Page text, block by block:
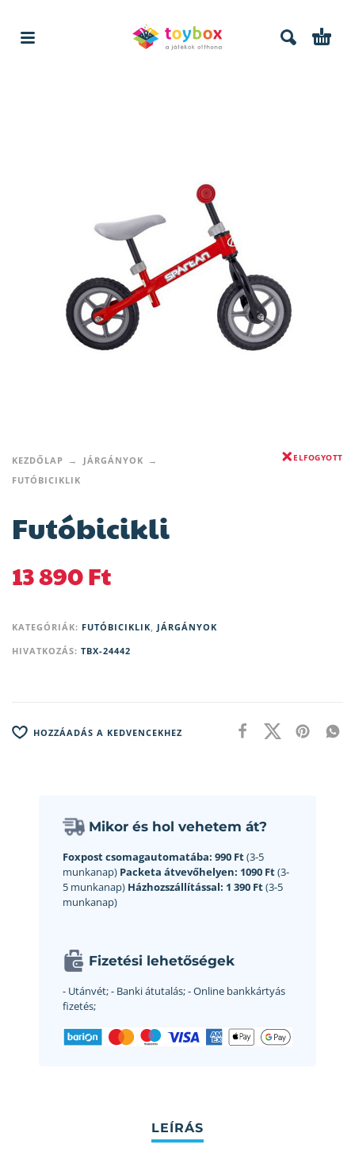
KEZDŐLAP
JÁRGÁNYOK
FUTÓBICIKLIK
ELFOGYOTT
Futóbicikli
13 890Ft
KATEGÓRIÁK: FUTÓBICIKLIK, JÁRGÁNYOK
HIVATKOZÁS: TBX-24442
HOZZÁADÁS A KEDVENCEKHEZ
Mikor és hol vehetem át?
Foxpost csomagautomatába: 990 Ft(3-5
munkanap) Packeta átvevőhelyen: 1090 Ft(3-
5 munkanap) Házhozszállítással: 1 390 Ft(3-5
munkanap)
Fizetési lehetőségek
- Utánvét;- Banki átutalás;- Online bankkártyás
fizetés;